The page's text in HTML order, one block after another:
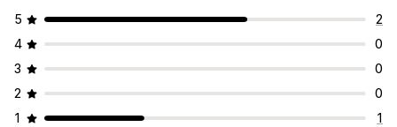
5
2
4
0
3
0
2
0
1
1